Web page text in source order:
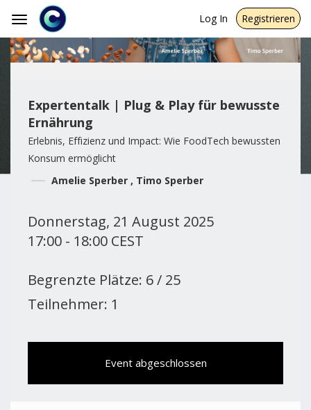
Toggle
navigation
Log In Registrieren
Expertentalk | Plug & Play für bewusste
Ernährung
Erlebnis, Effizienz und Impact: Wie FoodTech bewussten
Konsum ermöglicht
Amelie Sperber , Timo Sperber
Donnerstag, 21 August 2025
17:00 - 18:00 CEST
Begrenzte Plätze: 6 / 25
Teilnehmer: 1
Event abgeschlossen